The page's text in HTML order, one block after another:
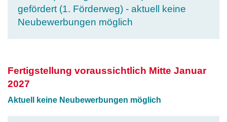
gefördert (1. Förderweg) - aktuell keine
Neubewerbungen möglich
Fertigstellung voraussichtlich Mitte Januar
2027
Aktuell keine Neubewerbungen möglich